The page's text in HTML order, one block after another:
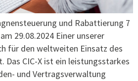
und Rabattierung 7
29.08.2024 Einer unserer
für den weltweiten Einsatz des
Das CIC-X ist ein leistungsstarkes
und Vertragsverwaltung